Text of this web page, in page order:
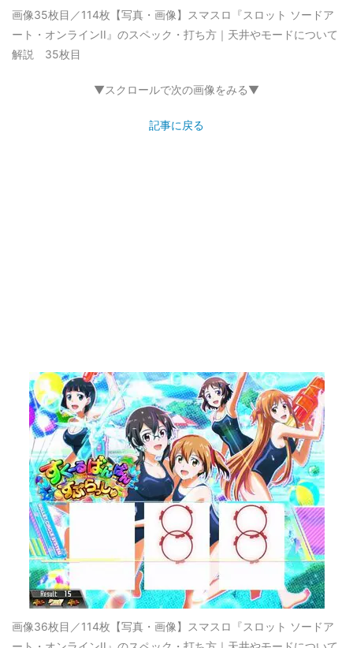
画像35枚目／114枚 【写真・画像】スマスロ『スロット ソードア
ート・オンラインII』のスペック・打ち方｜天井やモードについて
解説 35枚目
▼スクロールで次の画像をみる▼
記事に戻る
画像36枚目／114枚 【写真・画像】スマスロ『スロット ソードア